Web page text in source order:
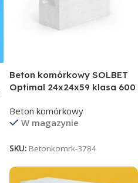
Beton komórkowy SOLBET
Optimal 24x24x59 klasa 600
Beton komórkowy
W magazynie
SKU: Betonkomrk-3784